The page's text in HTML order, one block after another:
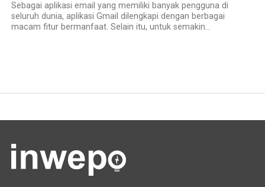
Sebagai aplikasi email yang memiliki banyak pengguna di
seluruh dunia, aplikasi Gmail dilengkapi dengan berbagai
macam fitur bermanfaat. Selain itu, untuk semakin...